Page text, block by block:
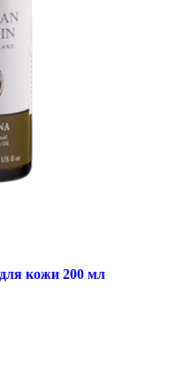
кожи 200 мл